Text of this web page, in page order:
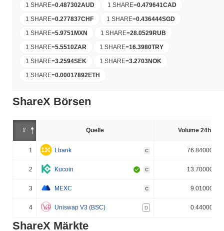
1 SHARE=0.487302AUD 1 SHARE=0.479641CAD
1 SHARE=0.277837CHF 1 SHARE=0.436444SGD
1 SHARE=5.9751MXN 1 SHARE=28.0529RUB
1 SHARE=5.5510ZAR 1 SHARE=16.3980TRY
1 SHARE=3.2594SEK 1 SHARE=3.2703NOK
1 SHARE=0.00017892ETH
ShareX Börsen
# Quelle Volume 24h (%)
1 Lbank C 76.840000%
2 Kucoin C 13.700000%
3 MEXC C 9.010000%
4 Uniswap V3 (BSC) D 0.440000%
ShareX Märkte